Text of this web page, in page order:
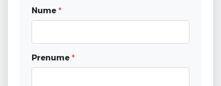
Nume *
Prenume *